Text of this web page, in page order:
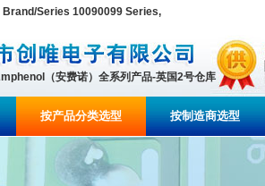
Brand/Series 10090099 Series,
（安费诺）全系列产品-英国2号仓库
按产品分类选型 按制造商选型